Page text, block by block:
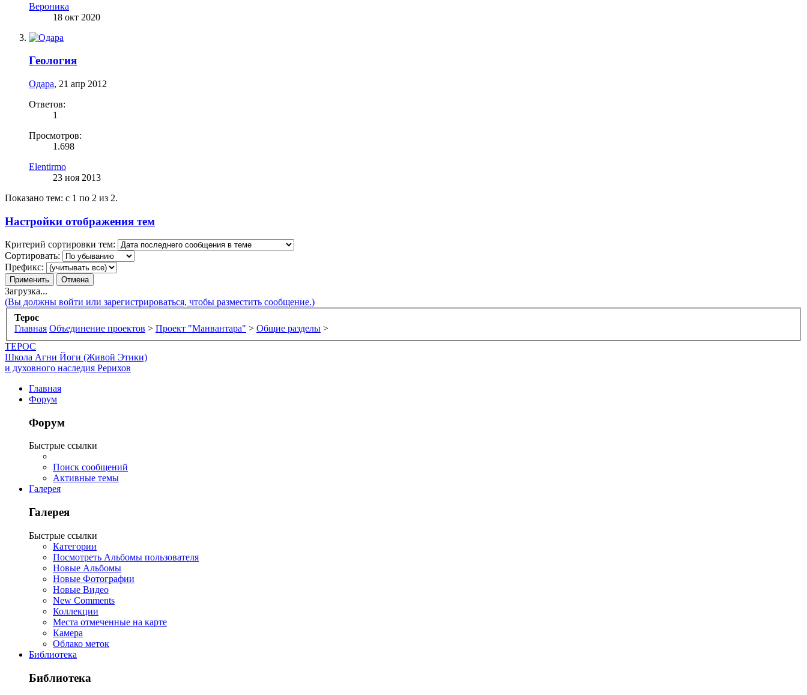
Вероника
18 окт 2020
Геология
Одара, 21 апр 2012
Ответов:
1
Просмотров:
1.698
Elentirmo
23 ноя 2013
Показано тем: с 1 по 2 из 2.
Настройки отображения тем
Критерий сортировки тем:
Сортировать:
Префикс:
Загрузка...
(Вы должны войти или зарегистрироваться, чтобы разместить сообщение.)
Терос
Главная Объединение проектов > Проект "Манвантара" > Общие разделы >
ТЕРОС
Школа Агни Йоги (Живой Этики)
и духовного наследия Рерихов
Главная
Форум
Форум
Быстрые ссылки
Поиск сообщений
Активные темы
Галерея
Галерея
Быстрые ссылки
Категории
Посмотреть Альбомы пользователя
Новые Альбомы
Новые Фотографии
Новые Видео
New Comments
Коллекции
Места отмеченные на карте
Камера
Облако меток
Библиотека
Библиотека